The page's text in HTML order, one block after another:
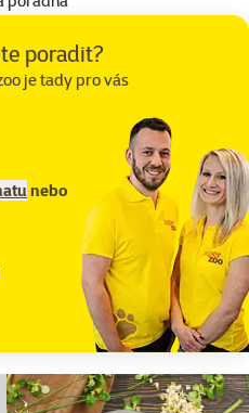
poradit?
je tady pro vás
nebo